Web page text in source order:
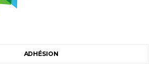
ADHÉSION